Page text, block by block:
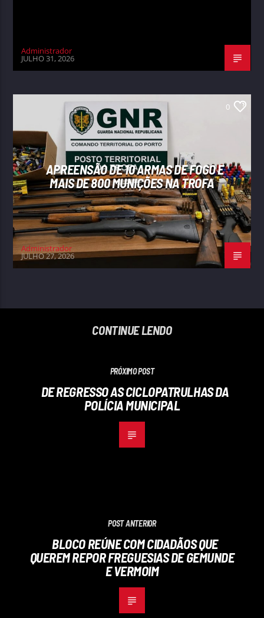
Administrador
JULHO 31, 2026
0
APREENSÃO DE 10 ARMAS DE FOGO E
MAIS DE 800 MUNIÇÕES NA TROFA
Administrador
JULHO 27, 2026
CONTINUE LENDO
PRÓXIMO POST
DE REGRESSO AS CICLOPATRULHAS DA
POLÍCIA MUNICIPAL
POST ANTERIOR
BLOCO REÚNE COM CIDADÃOS QUE
QUEREM REPOR FREGUESIAS DE GEMUNDE
E VERMOIM